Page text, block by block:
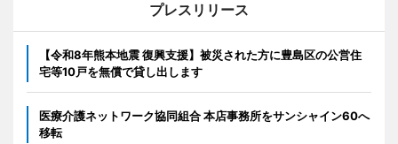
プレスリリース
【令和8年熊本地震 復興支援】被災された方に豊島区の公営住
宅等10戸を無償で貸し出します
医療介護ネットワーク協同組合 本店事務所をサンシャイン60へ
移転